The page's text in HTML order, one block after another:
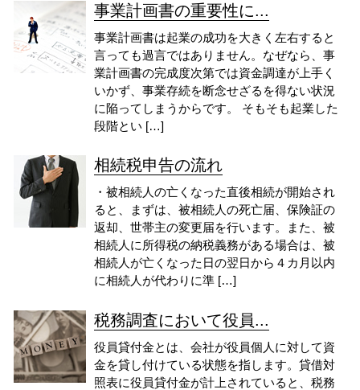
事業計画書の重要性に...
事業計画書は起業の成功を大きく左右すると
言っても過言ではありません。なぜなら、事
業計画書の完成度次第では資金調達が上手く
いかず、事業存続を断念せざるを得ない状況
に陥ってしまうからです。 そもそも起業した
段階とい […]
相続税申告の流れ
・被相続人の亡くなった直後相続が開始され
ると、まずは、被相続人の死亡届、保険証の
返却、世帯主の変更届を行います。また、被
相続人に所得税の納税義務がある場合は、被
相続人が亡くなった日の翌日から４カ月以内
に相続人が代わりに準 […]
税務調査において役員...
役員貸付金とは、会社が役員個人に対して資
金を貸し付けている状態を指します。貸借対
照表に役員貸付金が計上されていると、税務